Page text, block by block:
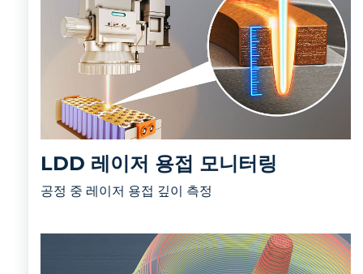
LDD 레이저 용접 모니터링
공정 중 레이저 용접 깊이 측정